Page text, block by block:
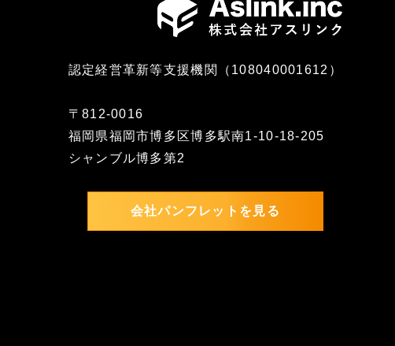
認定経営革新等支援機関（108040001612）
〒812-0016
福岡県福岡市博多区博多駅南1-10-18-205
シャンブル博多第2
会社パンフレットを見る